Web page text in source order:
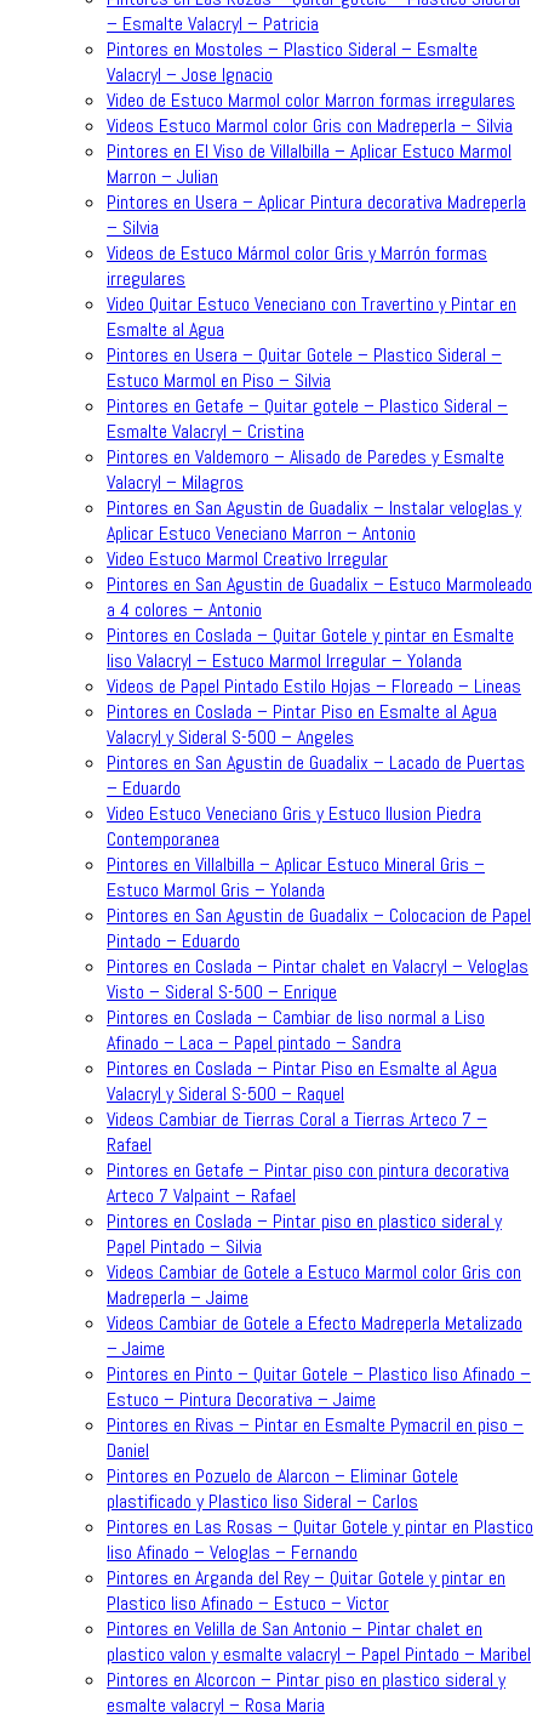
– Esmalte Valacryl – Patricia
Pintores en Mostoles – Plastico Sideral – Esmalte
Valacryl – Jose Ignacio
Video de Estuco Marmol color Marron formas irregulares
Videos Estuco Marmol color Gris con Madreperla – Silvia
Pintores en El Viso de Villalbilla – Aplicar Estuco Marmol
Marron – Julian
Pintores en Usera – Aplicar Pintura decorativa Madreperla
– Silvia
Videos de Estuco Mármol color Gris y Marrón formas
irregulares
Video Quitar Estuco Veneciano con Travertino y Pintar en
Esmalte al Agua
Pintores en Usera – Quitar Gotele – Plastico Sideral –
Estuco Marmol en Piso – Silvia
Pintores en Getafe – Quitar gotele – Plastico Sideral –
Esmalte Valacryl – Cristina
Pintores en Valdemoro – Alisado de Paredes y Esmalte
Valacryl – Milagros
Pintores en San Agustin de Guadalix – Instalar veloglas y
Aplicar Estuco Veneciano Marron – Antonio
Video Estuco Marmol Creativo Irregular
Pintores en San Agustin de Guadalix – Estuco Marmoleado
a 4 colores – Antonio
Pintores en Coslada – Quitar Gotele y pintar en Esmalte
liso Valacryl – Estuco Marmol Irregular – Yolanda
Videos de Papel Pintado Estilo Hojas – Floreado – Lineas
Pintores en Coslada – Pintar Piso en Esmalte al Agua
Valacryl y Sideral S-500 – Angeles
Pintores en San Agustin de Guadalix – Lacado de Puertas
– Eduardo
Video Estuco Veneciano Gris y Estuco Ilusion Piedra
Contemporanea
Pintores en Villalbilla – Aplicar Estuco Mineral Gris –
Estuco Marmol Gris – Yolanda
Pintores en San Agustin de Guadalix – Colocacion de Papel
Pintado – Eduardo
Pintores en Coslada – Pintar chalet en Valacryl – Veloglas
Visto – Sideral S-500 – Enrique
Pintores en Coslada – Cambiar de liso normal a Liso
Afinado – Laca – Papel pintado – Sandra
Pintores en Coslada – Pintar Piso en Esmalte al Agua
Valacryl y Sideral S-500 – Raquel
Videos Cambiar de Tierras Coral a Tierras Arteco 7 –
Rafael
Pintores en Getafe – Pintar piso con pintura decorativa
Arteco 7 Valpaint – Rafael
Pintores en Coslada – Pintar piso en plastico sideral y
Papel Pintado – Silvia
Videos Cambiar de Gotele a Estuco Marmol color Gris con
Madreperla – Jaime
Videos Cambiar de Gotele a Efecto Madreperla Metalizado
– Jaime
Pintores en Pinto – Quitar Gotele – Plastico liso Afinado –
Estuco – Pintura Decorativa – Jaime
Pintores en Rivas – Pintar en Esmalte Pymacril en piso –
Daniel
Pintores en Pozuelo de Alarcon – Eliminar Gotele
plastificado y Plastico liso Sideral – Carlos
Pintores en Las Rosas – Quitar Gotele y pintar en Plastico
liso Afinado – Veloglas – Fernando
Pintores en Arganda del Rey – Quitar Gotele y pintar en
Plastico liso Afinado – Estuco – Victor
Pintores en Velilla de San Antonio – Pintar chalet en
plastico valon y esmalte valacryl – Papel Pintado – Maribel
Pintores en Alcorcon – Pintar piso en plastico sideral y
esmalte valacryl – Rosa Maria